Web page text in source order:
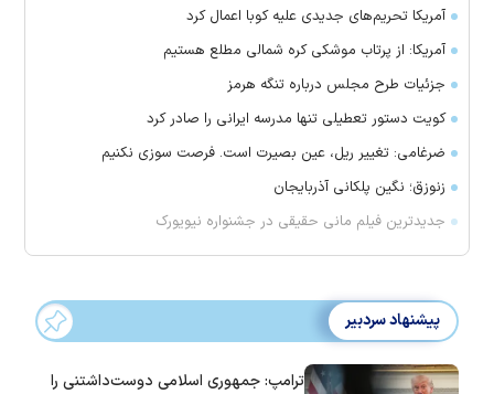
آمریکا تحریم‌های جدیدی علیه کوبا اعمال کرد
آمریکا: از پرتاب موشکی کره شمالی مطلع هستیم
جزئیات طرح مجلس درباره تنگه هرمز
کویت دستور تعطیلی تنها مدرسه ایرانی را صادر کرد
ضرغامی: تغییر ریل، عین بصیرت است. فرصت سوزی نکنیم
زنوزق؛ نگین پلکانی آذربایجان
جدیدترین فیلم مانی حقیقی در جشنواره نیویورک
پیشنهاد سردبیر
ترامپ: جمهوری اسلامی دوست‌داشتنی را